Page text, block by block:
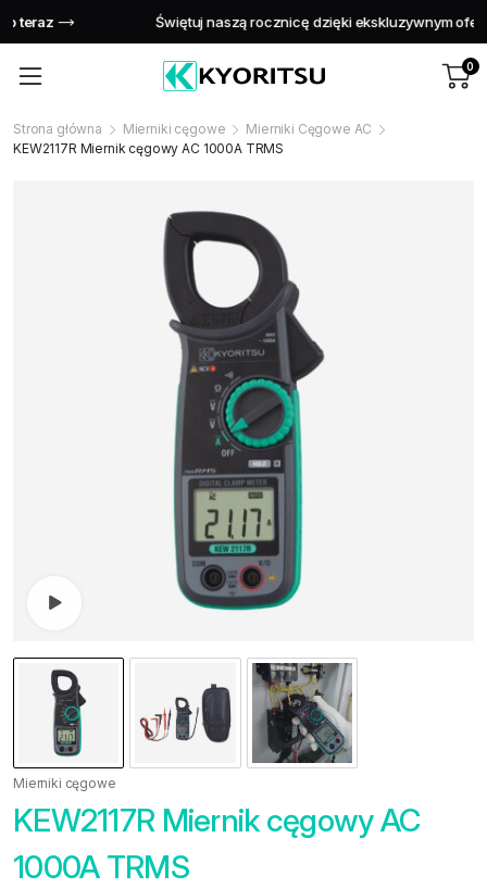
Świętuj naszą rocznicę dzięki ekskluzywnym ofertom!Kup teraz
0
Strona główna Mierniki cęgowe
Mierniki Cęgowe AC
KEW2117R Miernik cęgowy AC 1000A TRMS
Mierniki cęgowe
KEW2117R Miernik cęgowy AC
1000A TRMS